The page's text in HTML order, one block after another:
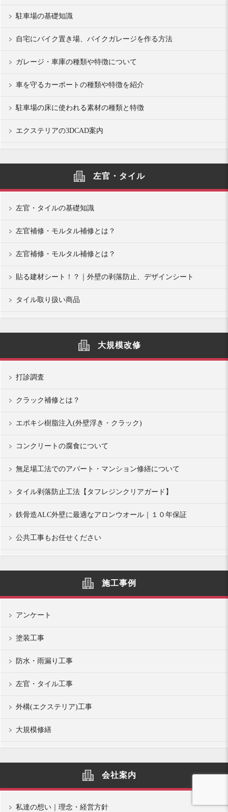
駐車場の基礎知識
自宅にバイク置き場、バイクガレージを作る方法
ガレージ・車庫の種類や特徴について
車を守るカーポートの種類や特徴を紹介
駐車場の床に使われる素材の種類と特徴
エクステリアの3DCAD案内
左官・タイル
左官・タイルの基礎知識
左官補修・モルタル補修とは？
左官補修・モルタル補修とは？
貼る建材シート！？｜外壁の剥落防止、デザインシート
タイル取り扱い商品
大規模改修
打診調査
クラック補修とは？
エポキシ樹脂注入(外壁浮き・クラック)
コンクリートの腐食について
無足場工法でのアパート・マンション修繕について
タイル剥落防止工法【タフレジンクリアガード】
鉄骨造ALC外壁に最適なアロンウオール｜１０年保証
公共工事もお任せください
施工事例
アンケート
塗装工事
防水・雨漏り工事
左官・タイル工事
外構(エクステリア)工事
大規模修繕
会社案内
私達の想い｜理念・経営方針